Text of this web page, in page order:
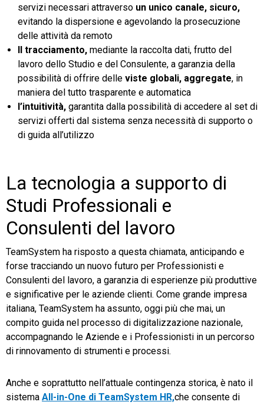
servizi necessari attraverso un unico canale, sicuro,
evitando la dispersione e agevolando la prosecuzione
delle attività da remoto
tracciamento, mediante la raccolta dati, frutto del
lavoro dello Studio e del Consulente, a garanzia della
possibilità di offrire delle viste globali, aggregate, in
maniera del tutto trasparente e automatica
l’intuitività, garantita dalla possibilità di accedere al set di
servizi offerti dal sistema senza necessità di supporto o
di guida all’utilizzo
La tecnologia a supporto di
Studi Professionali e
Consulenti del lavoro
TeamSystem ha risposto a questa chiamata, anticipando e
forse tracciando un nuovo futuro per Professionisti e
Consulenti del lavoro, a garanzia di esperienze più produttive
e significative per le aziende clienti. Come grande impresa
italiana, TeamSystem ha assunto, oggi più che mai, un
compito guida nel processo di digitalizzazione nazionale,
accompagnando le Aziende e i Professionisti in un percorso
di rinnovamento di strumenti e processi.
Anche e soprattutto nell’attuale contingenza storica, è nato il
sistema All-in-One di TeamSystem HR,che consente di